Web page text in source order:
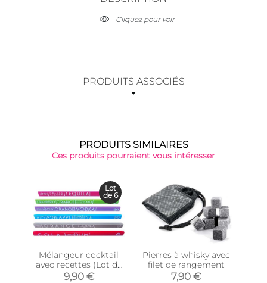
Cliquez pour voir
PRODUITS ASSOCIÉS
PRODUITS SIMILAIRES
Ces produits pourraient vous intéresser
Mélangeur cocktail
avec recettes (Lot de
6)
9,90 €
Lot
de 6
Pierres à whisky avec
filet de rangement
7,90 €